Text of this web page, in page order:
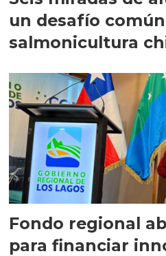
un desafío
salmonicultura
Fondo regional
para financiar